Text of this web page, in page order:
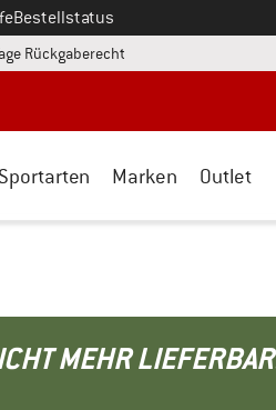
Bestellstatus
Infobox
Rückgaberecht Gehe hier zu den
Marken Outlet
MEHR